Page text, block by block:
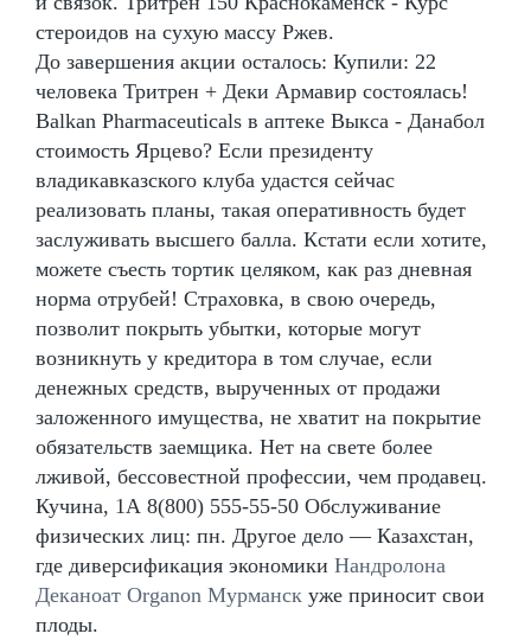
стероидов на сухую массу Ржев.
До завершения акции осталось: Купили: 22
человека Тритрен + Деки Армавир состоялась!
Balkan Pharmaceuticals в аптеке Выкса - Данабол
стоимость Ярцево? Если президенту
владикавказского клуба удастся сейчас
реализовать планы, такая оперативность будет
заслуживать высшего балла. Кстати если хотите,
можете съесть тортик целяком, как раз дневная
норма отрубей! Страховка, в свою очередь,
позволит покрыть убытки, которые могут
возникнуть у кредитора в том случае, если
денежных средств, вырученных от продажи
заложенного имущества, не хватит на покрытие
обязательств заемщика. Нет на свете более
лживой, бессовестной профессии, чем продавец.
Кучина, 1А 8(800) 555-55-50 Обслуживание
физических лиц: пн. Другое дело — Казахстан,
где диверсификация экономики Нандролона
Деканоат Organon Мурманск уже приносит свои
плоды.